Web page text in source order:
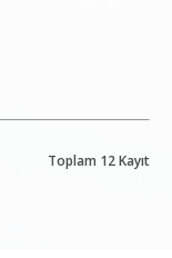
Toplam 12 Kayıt